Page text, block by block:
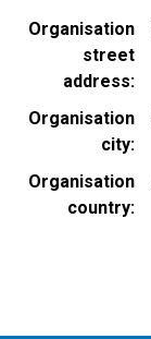
Organisation
street
address
Organisation
city
Organisation
country